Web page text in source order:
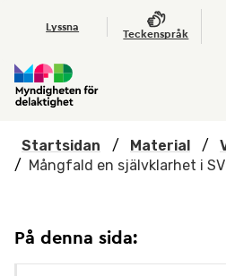
Hoppa till huvudmenyn
Lyssna
Teckenspråk
Startsidan / Material /
/ Mångfald en självklarhet i
På denna sida: